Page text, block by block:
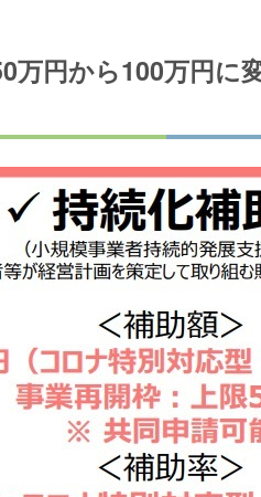
万円から100万円に